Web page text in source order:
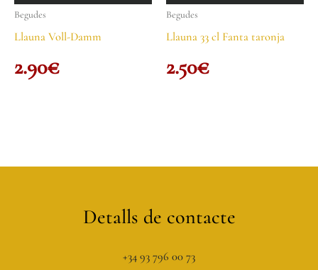
Begudes
Llauna Voll-Damm
2.90€
Begudes
Llauna 33 cl Fanta taronja
2.50€
Detalls de contacte
+34 93 796 00 73